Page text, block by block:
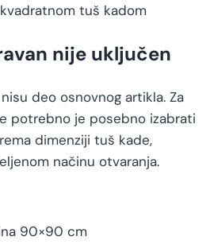
tuš kadom
nije uključen
deo osnovnog artikla. Za
potrebno je posebno izabrati
dimenziji tuš kade,
načinu otvaranja.
90×90 cm